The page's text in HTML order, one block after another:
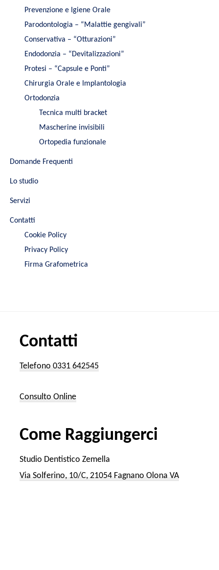
Prevenzione e Igiene Orale
Parodontologia – “Malattie gengivali”
Conservativa – “Otturazioni”
Endodonzia – “Devitalizzazioni”
Protesi – “Capsule e Ponti”
Chirurgia Orale e Implantologia
Ortodonzia
Tecnica multi bracket
Mascherine invisibili
Ortopedia funzionale
Domande Frequenti
Lo studio
Servizi
Contatti
Cookie Policy
Privacy Policy
Firma Grafometrica
Contatti
Telefono 0331 642545
Consulto Online
Come Raggiungerci
Studio Dentistico Zemella
Via Solferino, 10/C, 21054 Fagnano Olona VA